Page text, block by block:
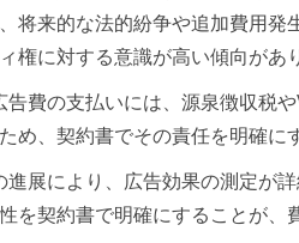
将来的な法的紛争や追加費用発
権に対する意識が高い傾向があ
告費の支払いには、源泉徴収税
め、契約書でその責任を明確に
進展により、広告効果の測定が
を契約書で明確にすることが、